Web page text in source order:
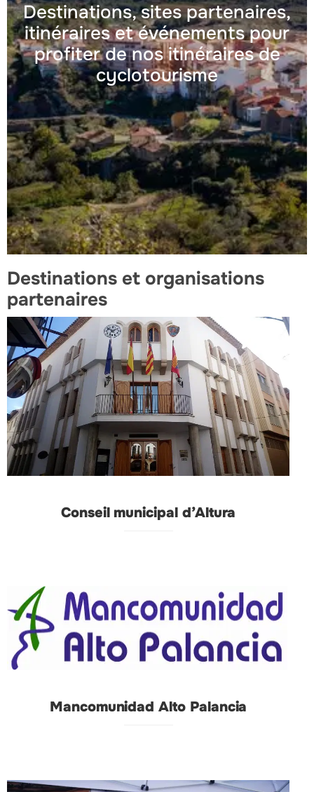
Destinations, sites partenaires,
itinéraires et événements pour
profiter de nos itinéraires de
cyclotourisme
Destinations et organisations
partenaires
Conseil municipal d’Altura
Mancomunidad Alto Palancia